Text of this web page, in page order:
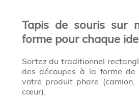
Tapis de souris sur
forme pour chaque
Sortez du traditionnel
des découpes à la forme
votre produit phare (camion,
cœur).